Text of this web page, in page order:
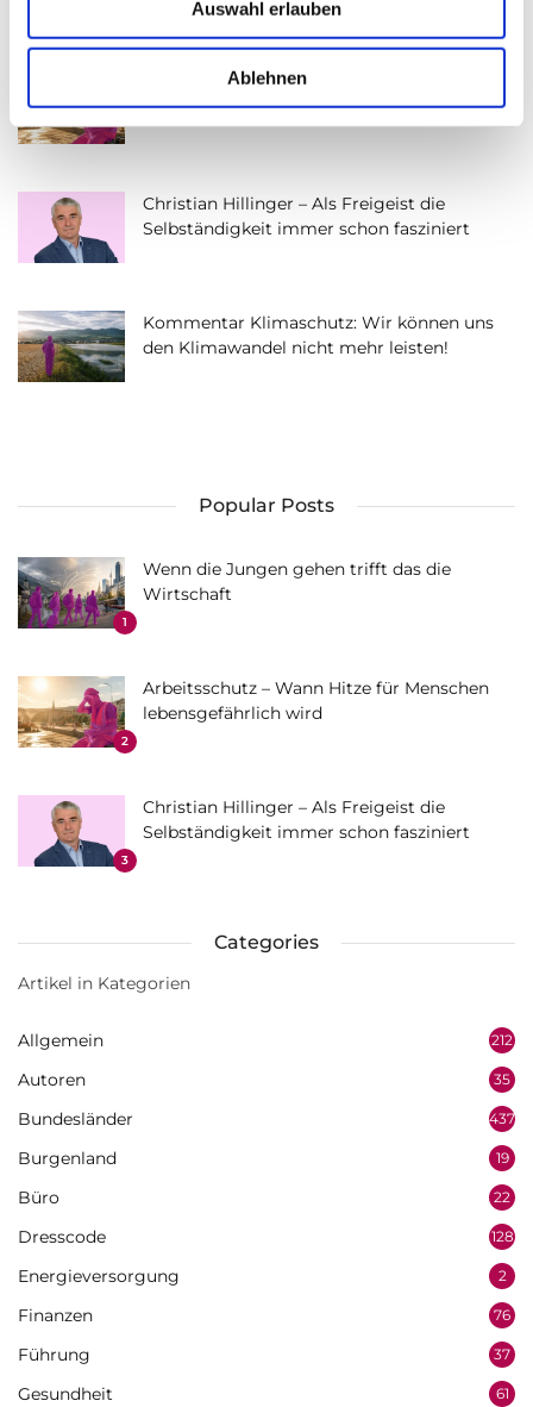
Auswahl erlauben
Ablehnen
Arbeitsschutz – Wann Hitze für Menschen
lebensgefährlich wird
Christian Hillinger – Als Freigeist die
Selbständigkeit immer schon fasziniert
Kommentar Klimaschutz: Wir können uns
den Klimawandel nicht mehr leisten!
Popular Posts
1
Wenn die Jungen gehen trifft das die
Wirtschaft
2
Arbeitsschutz – Wann Hitze für Menschen
lebensgefährlich wird
3
Christian Hillinger – Als Freigeist die
Selbständigkeit immer schon fasziniert
Categories
Artikel in Kategorien
Allgemein 212
Autoren 35
Bundesländer 437
Burgenland 19
Büro 22
Dresscode 128
Energieversorgung 2
Finanzen 76
Führung 37
Gesundheit 61